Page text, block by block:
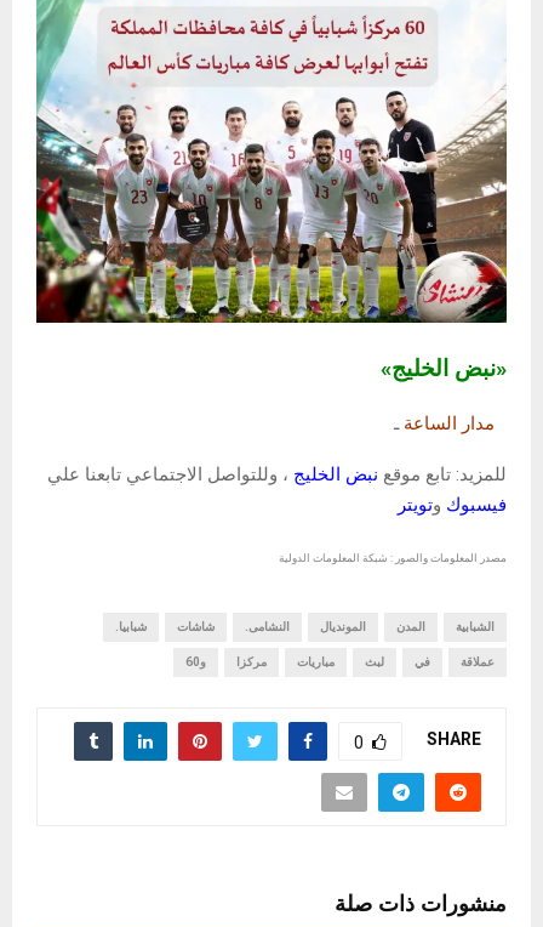
«نبض الخليج»
مدار الساعةـ
للمزيد: تابع موقع نبض الخليج ، وللتواصل الاجتماعي تابعنا علي
فيسبوك وتويتر
مصدر المعلومات والصور : شبكة المعلومات الدولية
الشبابية المدن المونديال النشامى. شاشات شبابيا.
عملاقة في لبث مباريات مركزا و60
SHARE
0
منشورات ذات صلة